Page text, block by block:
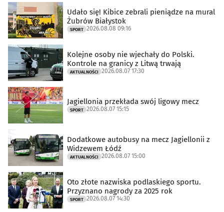
Udało się! Kibice zebrali pieniądze na mural
Żubrów Białystok
SPORT 2026.08.08 09:16
Kolejne osoby nie wjechały do Polski.
Kontrole na granicy z Litwą trwają
AKTUALNOŚCI 2026.08.07 17:30
Jagiellonia przekłada swój ligowy mecz
SPORT 2026.08.07 15:15
Dodatkowe autobusy na mecz Jagiellonii z
Widzewem Łódź
AKTUALNOŚCI 2026.08.07 15:00
Oto złote nazwiska podlaskiego sportu.
Przyznano nagrody za 2025 rok
SPORT 2026.08.07 14:30